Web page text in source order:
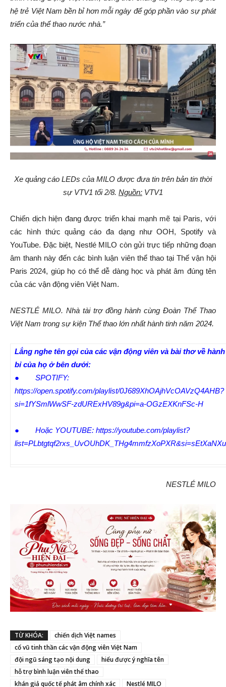
hệ trẻ Việt Nam bền bỉ hơn mỗi ngày để góp phần vào sự phát
triển của thể thao nước nhà.”
Xe quảng cáo LEDs của MILO được đưa tin trên bản tin thời
sự VTV1 tối 2/8. Nguồn: VTV1
Chiến dịch hiện đang được triển khai mạnh mẽ tại Paris, với
các hình thức quảng cáo đa dạng như OOH, Spotify và
YouTube. Đặc biệt, Nestlé MILO còn gửi trực tiếp những đoạn
âm thanh này đến các bình luận viên thể thao tại Thế vận hội
Paris 2024, giúp họ có thể dễ dàng học và phát âm đúng tên
của các vận động viên Việt Nam.
NESTLÉ MILO. Nhà tài trợ đồng hành cùng Đoàn Thể Thao
Việt Nam trong sự kiện Thể thao lớn nhất hành tinh năm 2024.
Lắng nghe tên gọi của các vận động viên và bài thơ về
bỉ của họ ở bên dưới:
● SPOTIFY:
https://open.spotify.com/playlist/0J689XhOAjhVcOAVzQ4AHB?
si=1fYSmlWwSF-zdURExHV89g&pi=a-OGzEXKnFSc-H
● Hoặc YOUTUBE: https://youtube.com/playlist?
NESTLÉ MILO
TỪ KHÓA:
chiến dịch Việt names
cổ vũ tinh thần các vận động viên Việt Nam
đội ngũ sáng tạo nội dung
hiểu được ý nghĩa tên
hỗ trợ bình luận viên thể thao
khán giả quốc tế phát âm chính xác
Nestlé MILO